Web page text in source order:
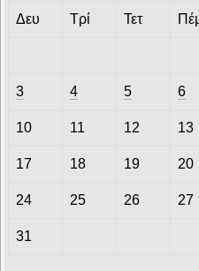
Δευ Τρί Τετ
3 4 5 6
10 11 12 13
17 18 19 20
24 25 26 27
31